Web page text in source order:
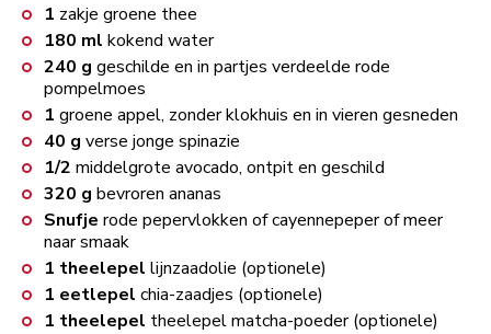
1 zakje groene thee
180 ml kokend water
240 g geschilde en in partjes verdeelde rode
pompelmoes
1 groene appel, zonder klokhuis en in vieren gesneden
40 g verse jonge spinazie
1/2 middelgrote avocado, ontpit en geschild
320 g bevroren ananas
Snufje rode pepervlokken of cayennepeper of meer
naar smaak
1 theelepel lijnzaadolie (optionele)
1 eetlepel chia-zaadjes (optionele)
1 theelepel theelepel matcha-poeder (optionele)